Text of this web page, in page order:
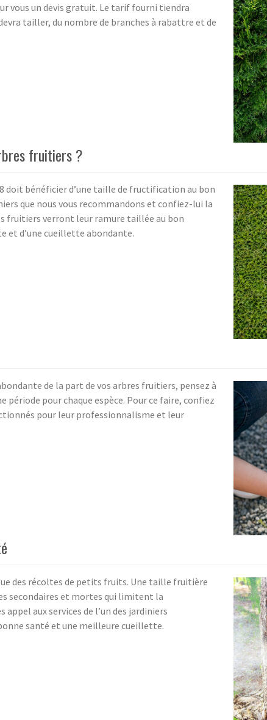
vous un devis gratuit. Le tarif fourni tiendra
tailler, du nombre de branches à rabattre et de
fruitiers ?
doit bénéficier d’une taille de fructification au bon
que nous vous recommandons et confiez-lui la
fruitiers verront leur ramure taillée au bon
et d’une cueillette abondante.
de la part de vos arbres fruitiers, pensez à
pour chaque espèce. Pour ce faire, confiez
pour leur professionnalisme et leur
des récoltes de petits fruits. Une taille fruitière
secondaires et mortes qui limitent la
aux services de l’un des jardiniers
santé et une meilleure cueillette.